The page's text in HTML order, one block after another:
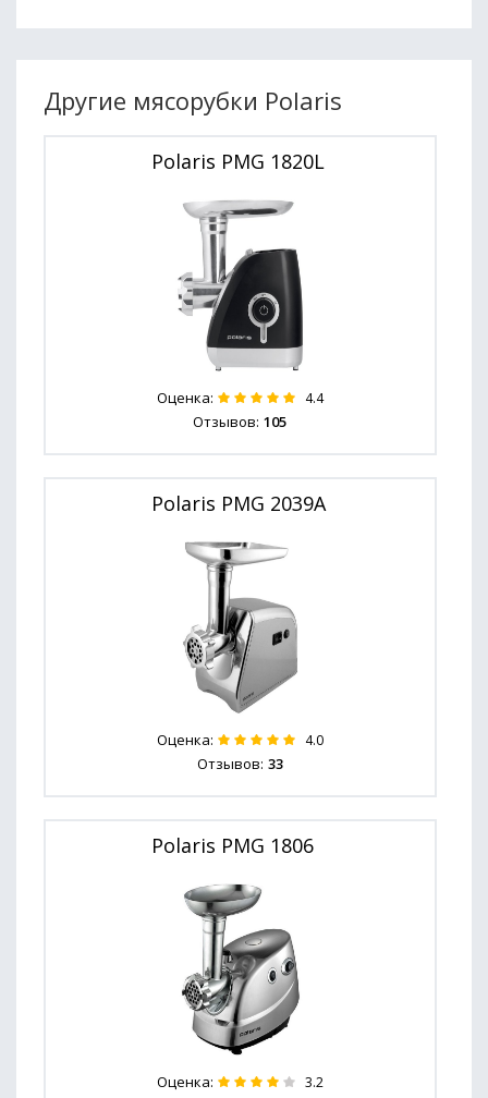
Другие мясорубки Polaris
Polaris PMG 1820L
Оценка: 4.4
Отзывов: 105
Polaris PMG 2039A
Оценка: 4.0
Отзывов: 33
Polaris PMG 1806
Оценка: 3.2